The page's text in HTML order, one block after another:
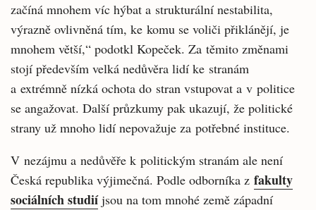
začíná mnohem víc hýbat a strukturální nestabilita,
výrazně ovlivněná tím, ke komu se voliči přiklánějí, je
mnohem větší,“ podotkl Kopeček. Za těmito změnami
stojí především velká nedůvěra lidí ke stranám
a extrémně nízká ochota do stran vstupovat a v politice
se angažovat. Další průzkumy pak ukazují, že politické
strany už mnoho lidí nepovažuje za potřebné instituce.
V nezájmu a nedůvěře k politickým stranám ale není
Česká republika výjimečná. Podle odborníka z fakulty
sociálních studiíjsou na tom mnohé země západní